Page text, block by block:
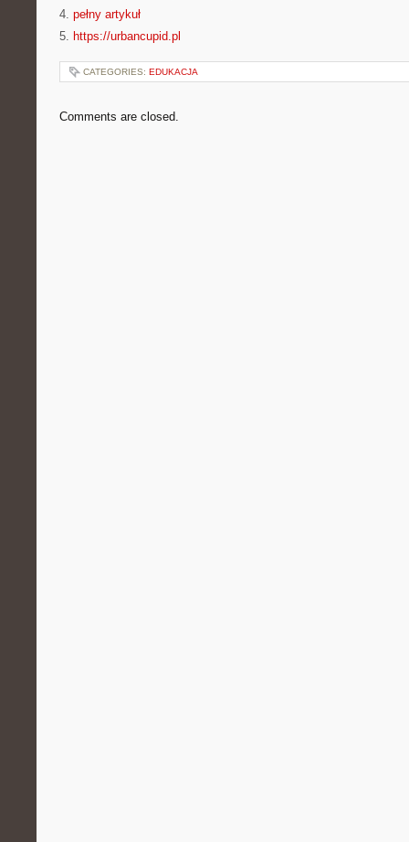
4. pełny artykuł
5. https://urbancupid.pl
CATEGORIES: EDUKACJA
Comments are closed.